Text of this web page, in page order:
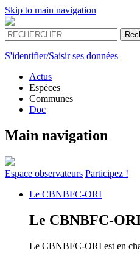
Skip to main navigation
S'identifier/Saisir ses données
Actus
Espèces
Communes
Doc
Main navigation
Espace observateurs Participez !
Le CBNBFC-ORI
Le CBNBFC-
Le CBNBFC-ORI est en